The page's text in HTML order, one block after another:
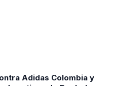
Adidas Colombia y